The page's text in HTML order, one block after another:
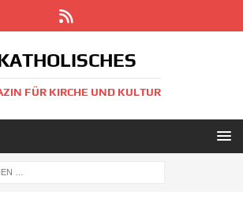
FÜR KIRCHE UND KULTUR